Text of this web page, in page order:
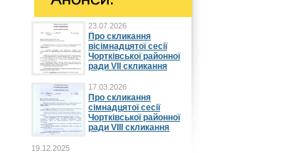
23.07.2026
Про скликання
вісімнадцятої сесії
Чортківської районної
ради VII скликання
17.03.2026
Про скликання
сімнадцятої сесії
Чортківської районної
ради VIII скликання
19.12.2025